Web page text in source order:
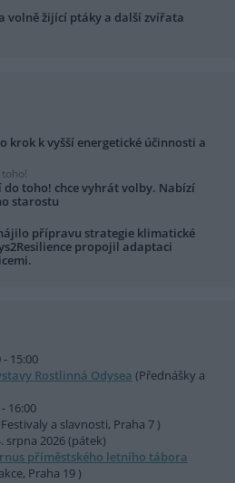
volně žijící ptáky a další zvířata
krok k vyšší energetické účinnosti a
toho! chce vyhrát volby. Nabízí
starostu
přípravu strategie klimatické
propojil adaptaci
15:00
Rostlinná Odysea (Přednášky a
16:00
a slavnosti, Praha 7 )
srpna 2026 (pátek)
příměstského letního tábora
Praha 19 )